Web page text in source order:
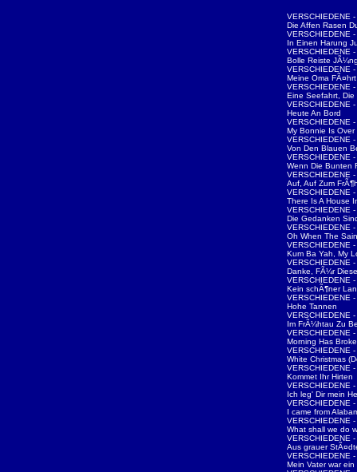
VERSCHIEDENE
Die Affen Rasen
VERSCHIEDENE
In Einen Harung
VERSCHIEDENE
Bolle Reiste
VERSCHIEDENE
Meine Oma
VERSCHIEDENE
Eine Seefahrt, Die
VERSCHIEDENE
Heute An Bord
VERSCHIEDENE
My Bonnie Is
VERSCHIEDENE
Von Den Blauen
VERSCHIEDENE
Wenn Die Bunten
VERSCHIEDENE
Auf, Auf Zum
VERSCHIEDENE
There Is A House
VERSCHIEDENE
Die Gedanken
VERSCHIEDENE
Oh When The
VERSCHIEDENE
Kum Ba Yah, My
VERSCHIEDENE
Danke, FÃ¼r
VERSCHIEDENE
Kein schÃ¶ner
VERSCHIEDENE
Hohe Tannen
VERSCHIEDENE
Im FrÃ¼htau Zu
VERSCHIEDENE
Morning Has
VERSCHIEDENE
White Christmas
VERSCHIEDENE
Kommet Ihr Hirten
VERSCHIEDENE
Ich leg' Dir mein
VERSCHIEDENE
I came from
VERSCHIEDENE
What shall we do
VERSCHIEDENE
Aus grauer
VERSCHIEDENE
Mein Vater war